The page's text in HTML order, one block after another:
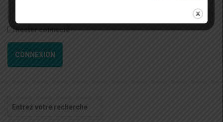
Rester connecté
CONNEXION
pour